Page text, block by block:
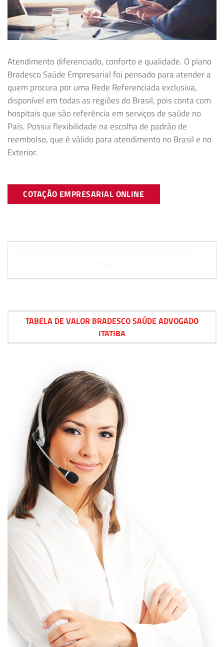
Atendimento diferenciado, conforto e qualidade. O plano
Bradesco Saúde Empresarial foi pensado para atender a
quem procura por uma Rede Referenciada exclusiva,
disponível em todas as regiões do Brasil, pois conta com
hospitais que são referência em serviços de saúde no
País. Possui flexibilidade na escolha de padrão de
reembolso, que é válido para atendimento no Brasil e no
Exterior.
COTAÇÃO EMPRESARIAL ONLINE
TABELA DE VALOR BRADESCO SAÚDE ADVOGADO
ITATIBA